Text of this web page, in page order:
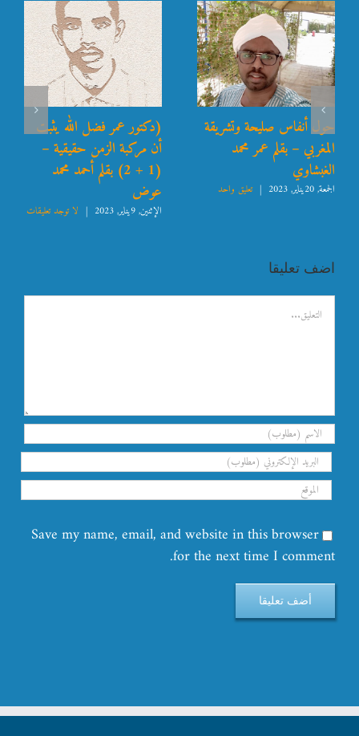
حول أنفاس صليحة وتشريقة
المغربي – بقلم عمر محمد
الغبشاوي
الجمعة, 20يناير, 2023 | تعليق واحد
(دكتور عمر فضل الله يثبت
أن مركبة الزمن حقيقية –
(1 + 2) بقلم أحمد محمد
عوض
الإثنين, 9يناير, 2023 | لا توجد تعليقات
اضف تعليقا
تعليق
Save my name, email, and website in this browser
for the next time I comment.